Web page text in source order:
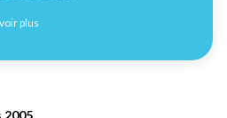
plus
2005